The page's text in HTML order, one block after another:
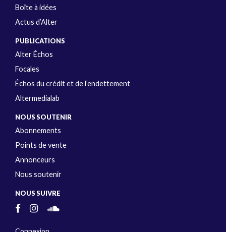
Boîte à idées
Actus d’Alter
PUBLICATIONS
Alter Échos
Focales
Échos du crédit et de l’endettement
Altermedialab
NOUS SOUTENIR
Abonnements
Points de vente
Annonceurs
Nous soutenir
NOUS SUIVRE